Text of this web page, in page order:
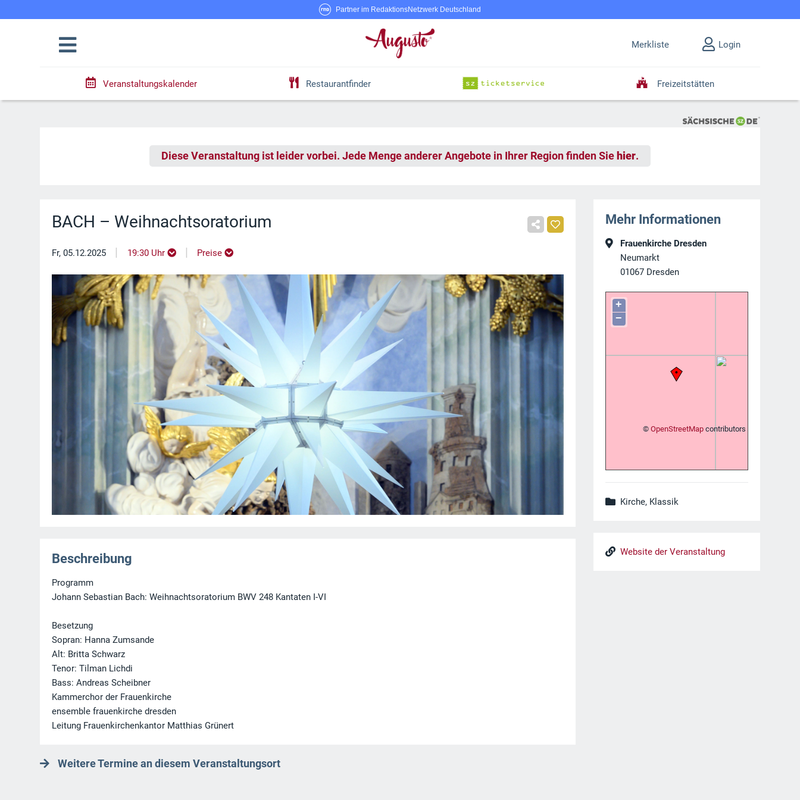
Partner im RedaktionsNetzwerk Deutschland
Merkliste Login
Veranstaltungskalender Restaurantfinder Freizeitstätten
Diese Veranstaltung ist leider vorbei. Jede Menge anderer Angebote in Ihrer Region finden Sie hier.
BACH – Weihnachtsoratorium
Fr, 05.12.2025 | 19:30 Uhr | Preise
Beschreibung
Programm
Johann Sebastian Bach: Weihnachtsoratorium BWV 248 Kantaten I-VI
Besetzung
Sopran: Hanna Zumsande
Alt: Britta Schwarz
Tenor: Tilman Lichdi
Bass: Andreas Scheibner
Kammerchor der Frauenkirche
ensemble frauenkirche dresden
Leitung Frauenkirchenkantor Matthias Grünert
Weitere Termine an diesem Veranstaltungsort
Mehr Informationen
Frauenkirche Dresden
Neumarkt
01067 Dresden
+
−
© OpenStreetMapcontributors
Kirche, Klassik
Website der Veranstaltung